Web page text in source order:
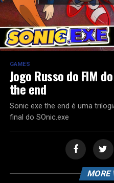
GAMES
Jogo Russo do FIM
the end
Sonic exe the end é uma
final do SOnic.exe
MORE